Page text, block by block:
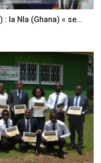
la Nla (Ghana) « se...